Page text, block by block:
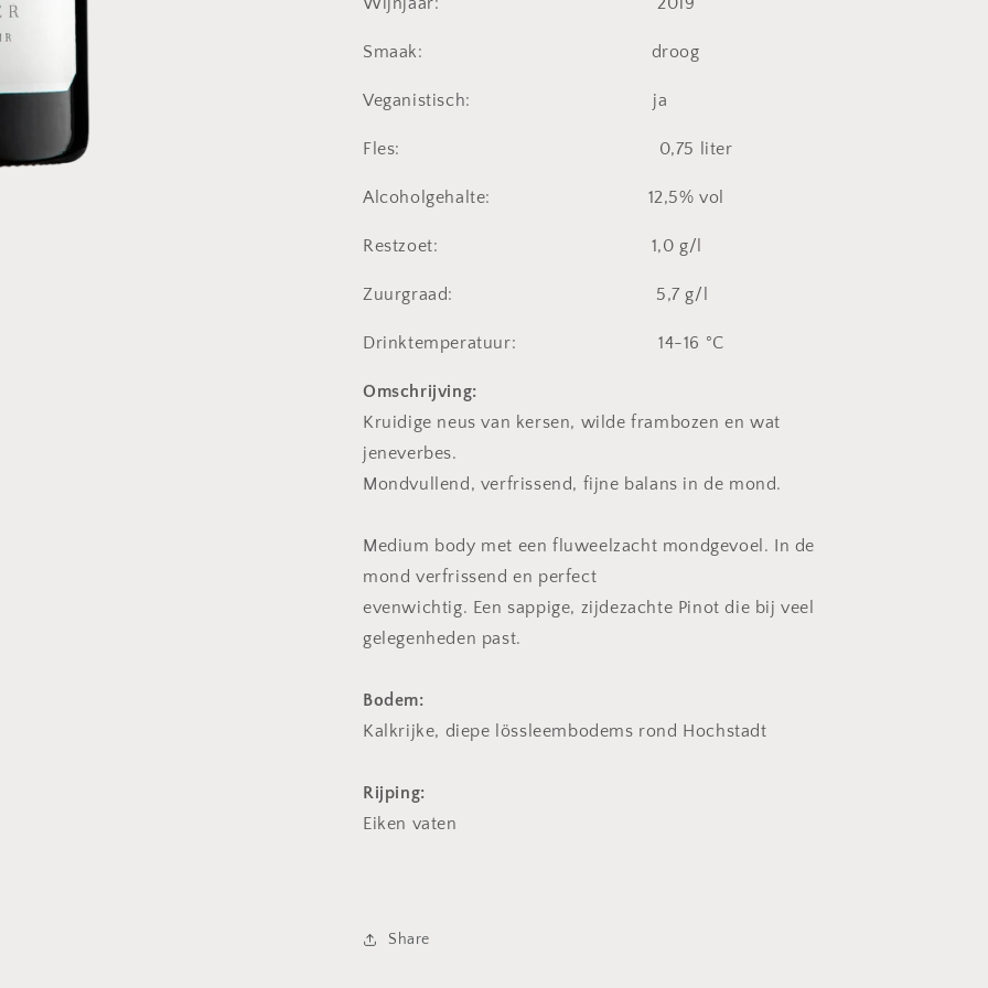
Smaak: droog
Veganistisch: ja
Fles: 0,75 liter
Alcoholgehalte: 12,5% vol
Restzoet: 1,0 g/l
Zuurgraad: 5,7 g/l
Drinktemperatuur: 14-16 °C
Omschrijving:
Kruidige neus van kersen, wilde frambozen en wat
jeneverbes.
Mondvullend, verfrissend, fijne balans in de mond.
Medium body met een fluweelzacht mondgevoel. In de
mond verfrissend en perfect
evenwichtig. Een sappige, zijdezachte Pinot die bij veel
gelegenheden past.
Bodem:
Kalkrijke, diepe lössleembodems rond Hochstadt
Rijping:
Eiken vaten
Share